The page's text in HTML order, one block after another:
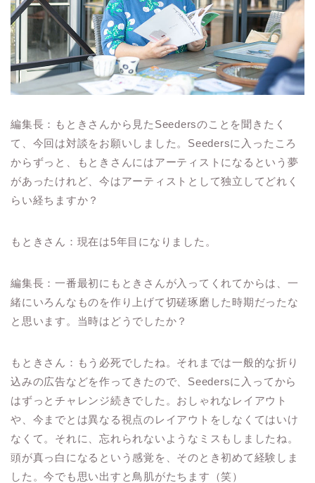
編集長：もときさんから見たSeedersのことを聞きたく
て、今回は対談をお願いしました。Seedersに入ったころ
からずっと、もときさんにはアーティストになるという夢
があったけれど、今はアーティストとして独立してどれく
らい経ちますか？
もときさん：現在は5年目になりました。
編集長：一番最初にもときさんが入ってくれてからは、一
緒にいろんなものを作り上げて切磋琢磨した時期だったな
と思います。当時はどうでしたか？
もときさん：もう必死でしたね。それまでは一般的な折り
込みの広告などを作ってきたので、Seedersに入ってから
はずっとチャレンジ続きでした。おしゃれなレイアウト
や、今までとは異なる視点のレイアウトをしなくてはいけ
なくて。それに、忘れられないようなミスもしましたね。
頭が真っ白になるという感覚を、そのとき初めて経験しま
した。今でも思い出すと鳥肌がたちます（笑）